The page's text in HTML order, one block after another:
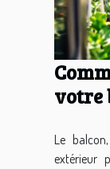
votre
Le
extérieur